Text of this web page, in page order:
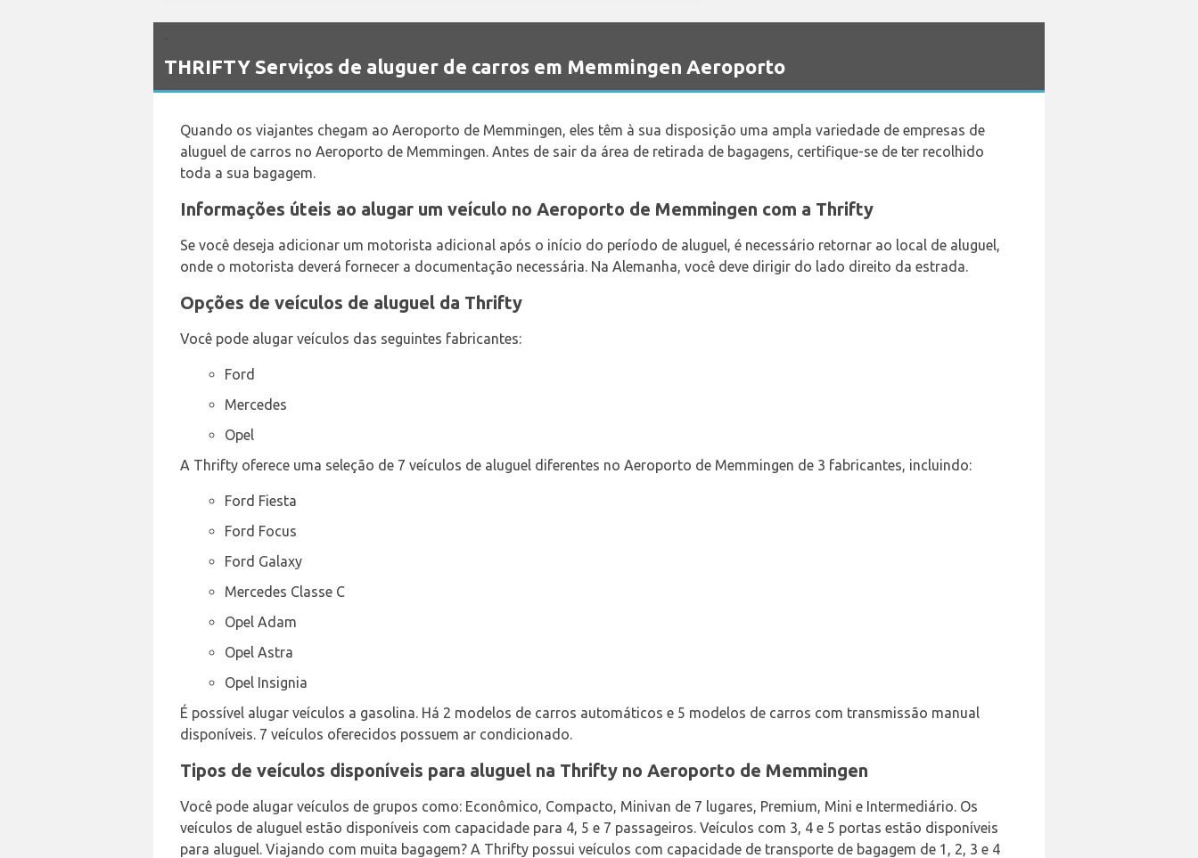
THRIFTY Serviços de aluguer de carros em Memmingen Aeroporto
Quando os viajantes chegam ao Aeroporto de Memmingen, eles têm à sua disposição uma ampla variedade de empresas de
aluguel de carros no Aeroporto de Memmingen. Antes de sair da área de retirada de bagagens, certifique-se de ter recolhido
toda a sua bagagem.
Informações úteis ao alugar um veículo no Aeroporto de Memmingen com a Thrifty
Se você deseja adicionar um motorista adicional após o início do período de aluguel, é necessário retornar ao local de aluguel,
onde o motorista deverá fornecer a documentação necessária. Na Alemanha, você deve dirigir do lado direito da estrada.
Opções de veículos de aluguel da Thrifty
Você pode alugar veículos das seguintes fabricantes:
Ford
Mercedes
Opel
A Thrifty oferece uma seleção de 7 veículos de aluguel diferentes no Aeroporto de Memmingen de 3 fabricantes, incluindo:
Ford Fiesta
Ford Focus
Ford Galaxy
Mercedes Classe C
Opel Adam
Opel Astra
Opel Insignia
É possível alugar veículos a gasolina. Há 2 modelos de carros automáticos e 5 modelos de carros com transmissão manual
disponíveis. 7 veículos oferecidos possuem ar condicionado.
Tipos de veículos disponíveis para aluguel na Thrifty no Aeroporto de Memmingen
Você pode alugar veículos de grupos como: Econômico, Compacto, Minivan de 7 lugares, Premium, Mini e Intermediário. Os
veículos de aluguel estão disponíveis com capacidade para 4, 5 e 7 passageiros. Veículos com 3, 4 e 5 portas estão disponíveis
para aluguel. Viajando com muita bagagem? A Thrifty possui veículos com capacidade de transporte de bagagem de 1, 2, 3 e 4